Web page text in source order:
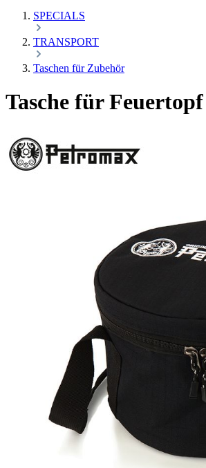
SPECIALS
TRANSPORT
Taschen für Zubehör
Tasche für